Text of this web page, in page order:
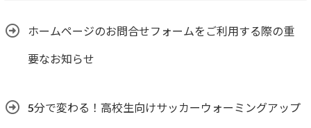
ホームページのお問合せフォームをご利用する際の重
要なお知らせ
5分で変わる！高校生向けサッカーウォーミングアップ